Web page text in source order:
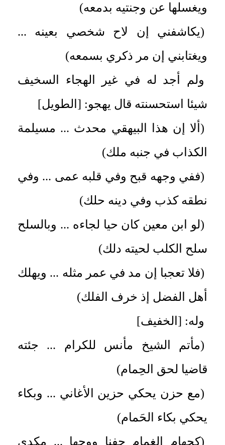
ويغسلها عن وجنتيه بدمعه)
(يكاشفني إن لاح شخصي بعينه ...
ويغتابني إن مر ذكري بسمعه)
ولم أجد له في غير الهجاء السخيف
شيئا استحسنته قال يهجو: [الطويل]
(ألا إن هذا البيهقي محدث ... مسيلمة
الكذاب في جنبه ملك)
(ففي وجهه قبح وفي قلبه عمى ... وفي
نطقه كذب وفي دينه حلك)
(لو ابن معين كان حيا لجاءه ... وبالسلح
سلح الكلب لحيته دلك)
(فلا تعجبا إن مد في عمر مثله ... ويهلك
أهل الفضل إذ خرف الفلك)
وله: [الخفيف]
(مأتم الشيخ مأنس للكرام ... جئته
قاضيا لحق الحِمام)
(مع حزن يحكي حزين الأغاني ... وبكاء
يحكي بكاء الحَمام)
(كجهام الغمام جفنا ووجها ... مكدي